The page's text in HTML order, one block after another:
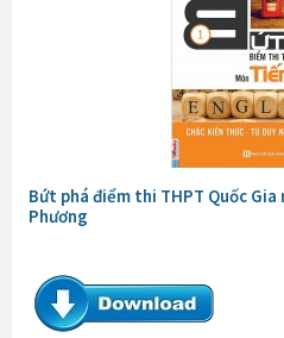
Bứt phá điểm thi THPT Quốc Gia
Phương